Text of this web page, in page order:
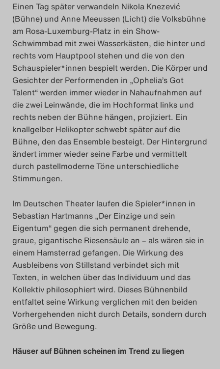
2025
Das Theatertreffen-Blog
Archiv
Impressum
Nutzungsbedingungen
Search
Einen Tag später verwandeln Nikola Knezević
(Bühne) und Anne Meeussen (Licht) die Volksbühne
am Rosa-Luxemburg-Platz in ein Show-
Schwimmbad mit zwei Wasserkästen, die hinter und
rechts vom Hauptpool stehen und die von den
Schauspieler*innen bespielt werden. Die Körper und
Gesichter der Performenden in „Ophelia’s Got
Talent“ werden immer wieder in Nahaufnahmen auf
die zwei Leinwände, die im Hochformat links und
rechts neben der Bühne hängen, projiziert. Ein
knallgelber Helikopter schwebt später auf die
Bühne, den das Ensemble besteigt. Der Hintergrund
ändert immer wieder seine Farbe und vermittelt
durch pastellmoderne Töne unterschiedliche
Stimmungen.
Im Deutschen Theater laufen die Spieler*innen in
Sebastian Hartmanns „Der Einzige und sein
Eigentum“ gegen die sich permanent drehende,
graue, gigantische Riesensäule an – als wären sie in
einem Hamsterrad gefangen. Die Wirkung des
Ausbleibens von Stillstand verbindet sich mit
Texten, in welchen über das Individuum und das
Kollektiv philosophiert wird. Dieses Bühnenbild
entfaltet seine Wirkung verglichen mit den beiden
Vorhergehenden nicht durch Details, sondern durch
Größe und Bewegung.
Häuser auf Bühnen scheinen im Trend zu liegen